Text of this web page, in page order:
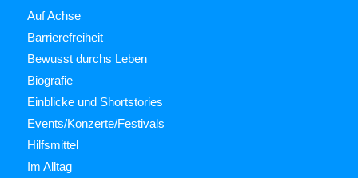
Auf Achse
Barrierefreiheit
Bewusst durchs Leben
Biografie
Einblicke und Shortstories
Events/Konzerte/Festivals
Hilfsmittel
Im Alltag